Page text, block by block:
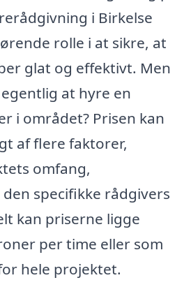
i Birkelse
rolle i at sikre, at
glat og effektivt. Men
at hyre en
i området? Prisen kan
af flere faktorer,
omfang,
specifikke rådgivers
kan priserne ligge
per time eller som
hele projektet.